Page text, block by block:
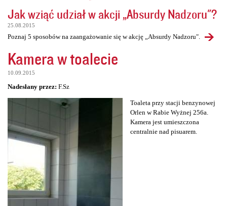
Jak wziąć udział w akcji „Absurdy Nadzoru"?
25.08.2015
Poznaj 5 sposobów na zaangażowanie się w akcję „Absurdy Nadzoru".
Kamera w toalecie
10.09.2015
Nadesłany przez: F.Sz
Toaleta przy stacji benzynowej
Orlen w Rabie Wyżnej 256a.
Kamera jest umieszczona
centralnie nad pisuarem.